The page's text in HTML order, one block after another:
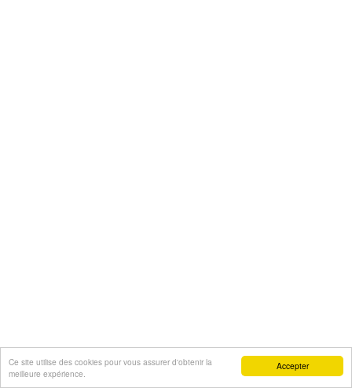
Accepter
Ce site utilise des cookies pour vous assurer d'obtenir la
meilleure expérience.